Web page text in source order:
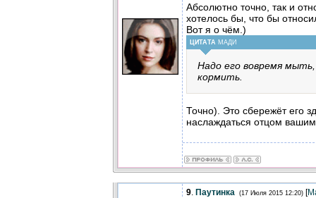
Абсолютно точно, так и
хотелось бы, что бы
Вот я о чём.)
ЦИТАТА МАДИ
Надо его вовремя
кормить.
Точно). Это сбережёт его
наслаждаться отцом
9. Паутинка (17 Июля 2015 12:20) [